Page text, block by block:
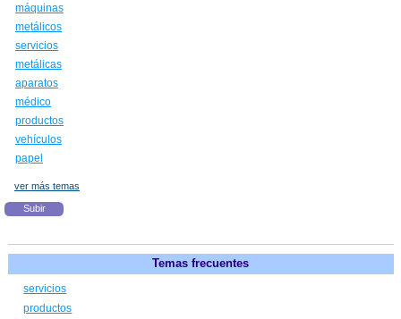
máquinas
metálicos
servicios
metálicas
aparatos
médico
productos
vehículos
papel
ver más temas
Subir
Temas frecuentes
servicios
productos